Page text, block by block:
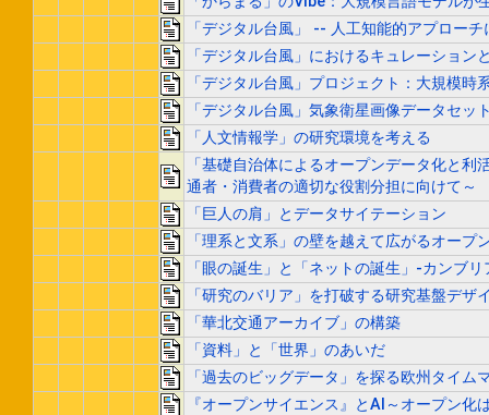
「デジタル台風」 -- 人工知能的アプロー
「デジタル台風」におけるキュレーショ
「デジタル台風」プロジェクト：大規模
「デジタル台風」気象衛星画像データセッ
「人文情報学」の研究環境を考える
「基礎自治体によるオープンデータ化と
通者・消費者の適切な役割分担に向けて～
「巨人の肩」とデータサイテーション
「理系と文系」の壁を越えて広がるオープ
「眼の誕生」と「ネットの誕生」‐カンブ
「研究のバリア」を打破する研究基盤デザ
「華北交通アーカイブ」の構築
「資料」と「世界」のあいだ
「過去のビッグデータ」を探る欧州タイム
『オープンサイエンス』とAI～オープン